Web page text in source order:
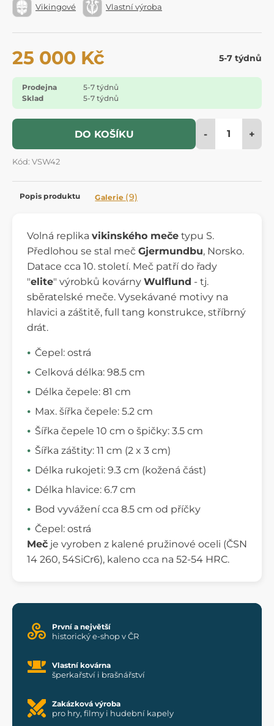
Vikingové Vlastní výroba
25 000 Kč 5-7 týdnů
Prodejna
5-7 týdnů
Sklad
5-7 týdnů
DO KOŠÍKU - +
Kód: VSW42
Popis produktu Galerie (9)
Volná replika vikinského meče typu S.
Předlohou se stal meč Gjermundbu, Norsko.
Datace cca 10. století. Meč patří do řady
"elite" výrobků kovárny Wulflund - tj.
sběratelské meče. Vysekávané motivy na
hlavici a záštitě, full tang konstrukce, stříbrný
drát.
Čepel: ostrá
Celková délka: 98.5 cm
Délka čepele: 81 cm
Max. šířka čepele: 5.2 cm
Šířka čepele 10 cm o špičky: 3.5 cm
Šířka záštity: 11 cm (2 x 3 cm)
Délka rukojeti: 9.3 cm (kožená část)
Délka hlavice: 6.7 cm
Bod vyvážení cca 8.5 cm od příčky
Čepel: ostrá
Meč je vyroben z kalené pružinové oceli (ČSN
14 260, 54SiCr6), kaleno cca na 52-54 HRC.
První a největší
historický e-shop v ČR
Vlastní kovárna
šperkařství i brašnářství
Zakázková výroba
pro hry, filmy i hudební kapely